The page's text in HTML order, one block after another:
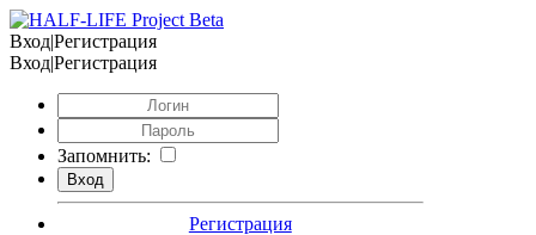
Вход|Регистрация
Вход|Регистрация
Запомнить:
Регистрация